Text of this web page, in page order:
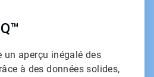
un aperçu inégalé des
à des données solides,